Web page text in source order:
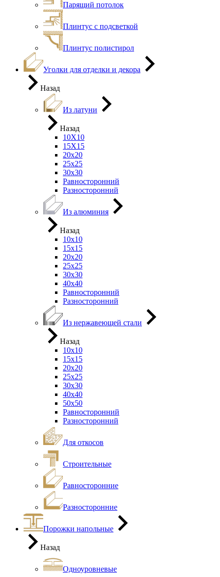
Парящий потолок
Плинтус с подсветкой
Плинтус полистирол
Уголки для отделки и декора
Назад
Из латуни
Назад
10Х10
15Х15
20х20
25х25
30х30
Равносторонний
Разносторонний
Из алюминия
Назад
10х10
15х15
20х20
25х25
30х30
40х40
Равносторонний
Разносторонний
Из нержавеющей стали
Назад
10х10
15х15
20х20
25х25
30х30
40х40
50х50
Равносторонний
Разносторонний
Для откосов
Строительные
Равносторонние
Разносторонние
Порожки напольные
Назад
Одноуровневые